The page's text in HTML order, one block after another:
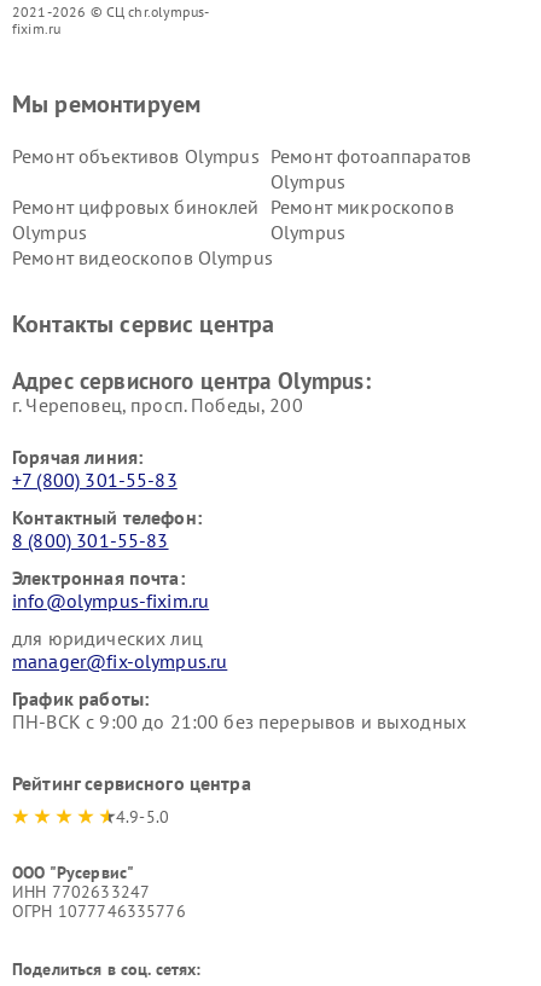
2021-2026 © СЦ chr.olympus-
fixim.ru
Мы ремонтируем
Ремонт объективов Olympus Ремонт фотоаппаратов
Olympus
Ремонт цифровых биноклей
Olympus
Ремонт микроскопов
Olympus
Ремонт видеоскопов Olympus
Контакты сервис центра
Адрес сервисного центра Olympus:
г. Череповец, просп. Победы, 200
Горячая линия:
+7 (800) 301-55-83
Контактный телефон:
8 (800) 301-55-83
Электронная почта:
info@olympus-fixim.ru
для юридических лиц
manager@fix-olympus.ru
График работы:
ПН-ВСК с 9:00 до 21:00 без перерывов и выходных
Рейтинг сервисного центра
4.9-5.0
ООО "Русервис"
ИНН 7702633247
ОГРН 1077746335776
Поделиться в соц. сетях: